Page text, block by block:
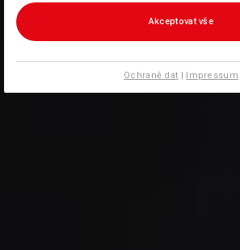
Akceptovat vše
Ochraně dat | Impressum